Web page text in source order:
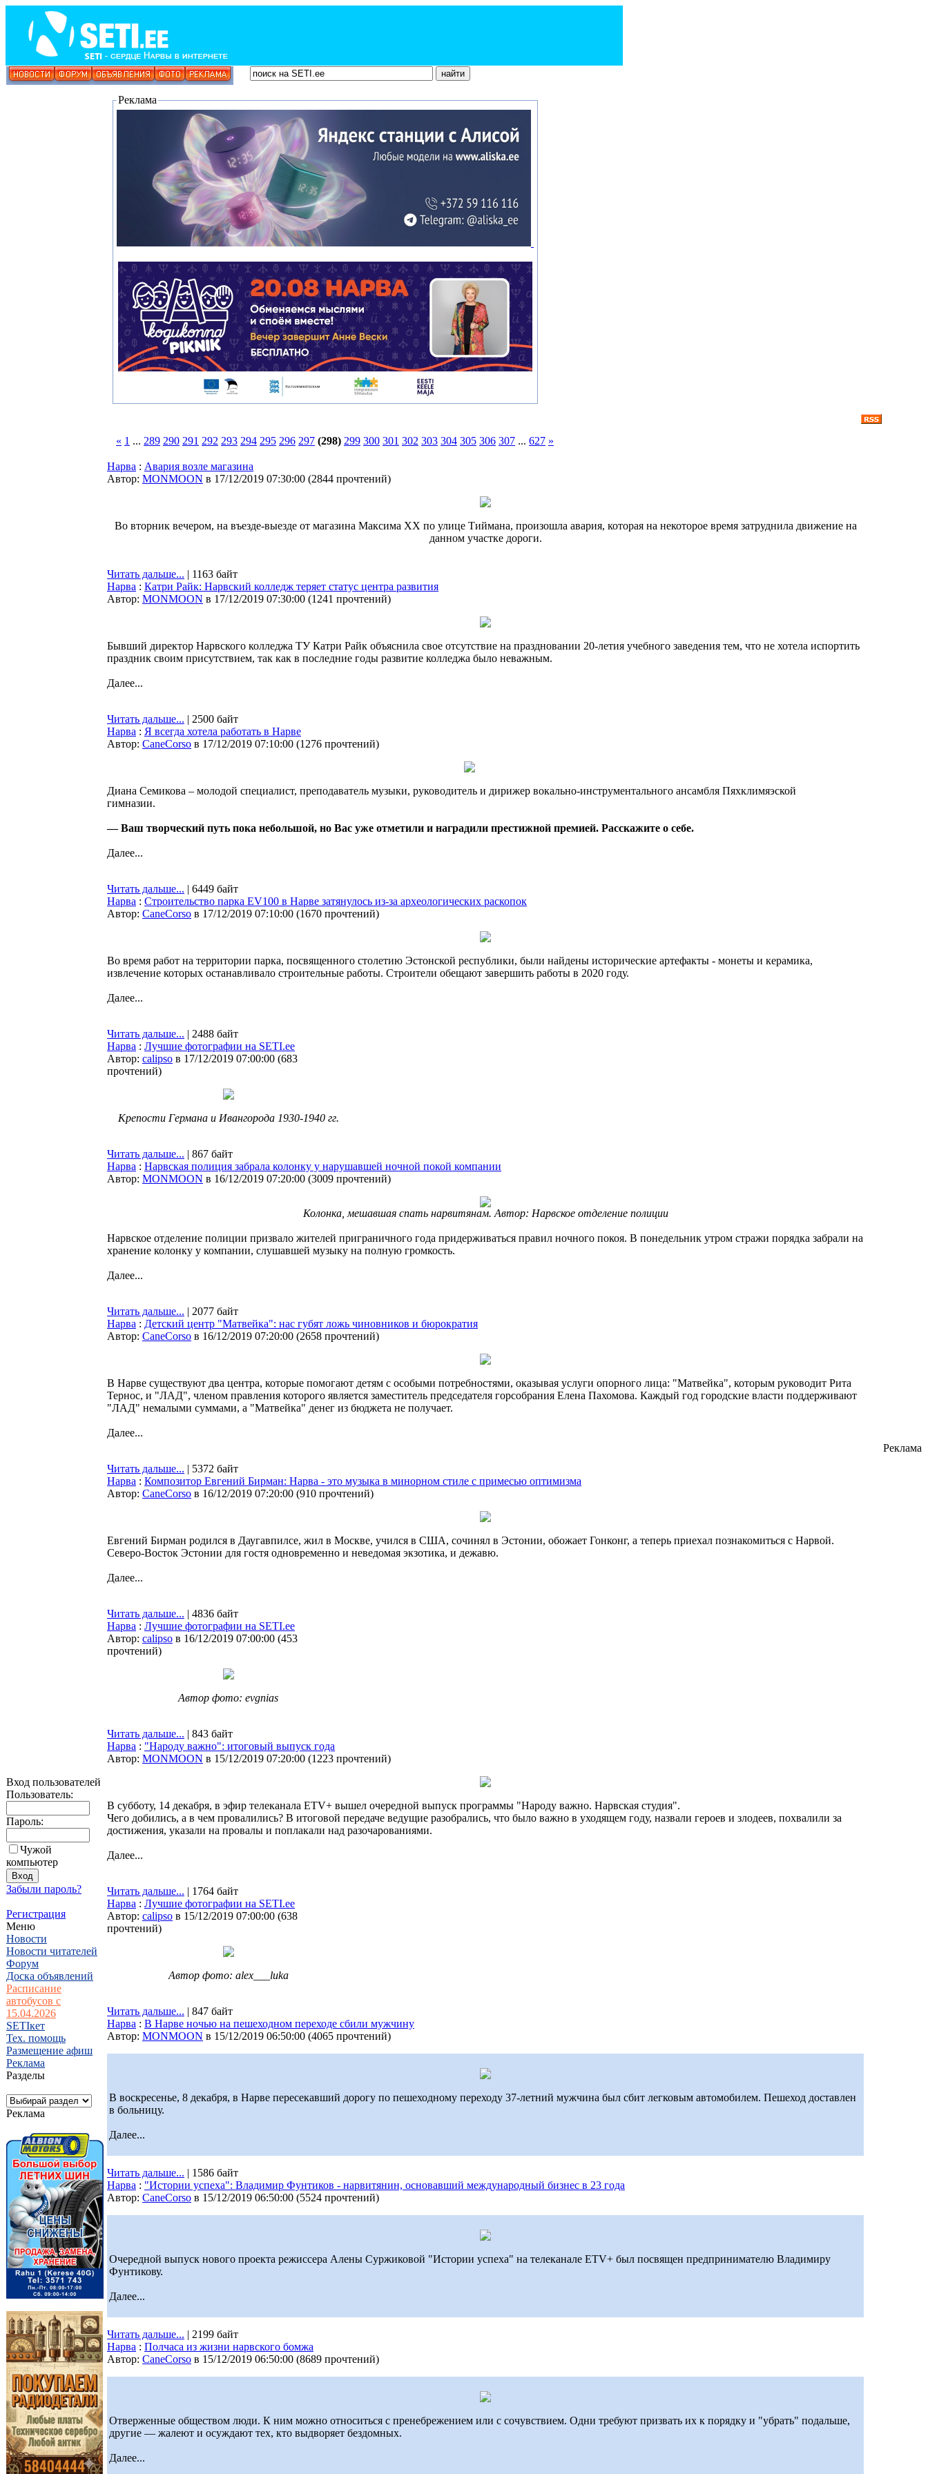
Вход пользователей
Пользователь:
Пароль:
Чужой
компьютер
Забыли пароль?
Регистрация
Меню
Новости
Новости читателей
Форум
Доска объявлений
Расписание
автобусов с
15.04.2026
SETIкет
Тех. помощь
Размещение афиш
Реклама
Разделы
Реклама
Реклама
« 1 ... 289 290 291 292 293 294 295 296 297 (298) 299 300 301 302 303 304 305 306 307 ... 627 »
Нарва : Авария возле магазина
Автор: MONMOON в 17/12/2019 07:30:00 (2844 прочтений)
Во вторник вечером, на въезде-выезде от магазина Максима XX по улице Тиймана, произошла авария, которая на некоторое время затруднила движение на
данном участке дороги.
Читать дальше... | 1163 байт
Нарва : Катри Райк: Нарвский колледж теряет статус центра развития
Автор: MONMOON в 17/12/2019 07:30:00 (1241 прочтений)
Бывший директор Нарвского колледжа ТУ Катри Райк объяснила свое отсутствие на праздновании 20-летия учебного заведения тем, что не хотела испортить
праздник своим присутствием, так как в последние годы развитие колледжа было неважным.
Далее...
Читать дальше... | 2500 байт
Нарва : Я всегда хотела работать в Нарве
Автор: CaneCorso в 17/12/2019 07:10:00 (1276 прочтений)
Диана Семикова – молодой специалист, преподаватель музыки, руководитель и дирижер вокально-инструментального ансамбля Пяхклимяэской
гимназии.
— Ваш творческий путь пока небольшой, но Вас уже отметили и наградили престижной премией. Расскажите о себе.
Далее...
Читать дальше... | 6449 байт
Нарва : Строительство парка EV100 в Нарве затянулось из-за археологических раскопок
Автор: CaneCorso в 17/12/2019 07:10:00 (1670 прочтений)
Во время работ на территории парка, посвященного столетию Эстонской республики, были найдены исторические артефакты - монеты и керамика,
извлечение которых останавливало строительные работы. Строители обещают завершить работы в 2020 году.
Далее...
Читать дальше... | 2488 байт
Нарва : Лучшие фотографии на SETI.ee
Автор: calipso в 17/12/2019 07:00:00 (683
прочтений)
Крепости Германа и Ивангорода 1930-1940 гг.
Читать дальше... | 867 байт
Нарва : Нарвская полиция забрала колонку у нарушавшей ночной покой компании
Автор: MONMOON в 16/12/2019 07:20:00 (3009 прочтений)
Колонка, мешавшая спать нарвитянам. Автор: Нарвское отделение полиции
Нарвское отделение полиции призвало жителей приграничного года придерживаться правил ночного покоя. В понедельник утром стражи порядка забрали на
хранение колонку у компании, слушавшей музыку на полную громкость.
Далее...
Читать дальше... | 2077 байт
Нарва : Детский центр "Матвейка": нас губят ложь чиновников и бюрократия
Автор: CaneCorso в 16/12/2019 07:20:00 (2658 прочтений)
В Нарве существуют два центра, которые помогают детям с особыми потребностями, оказывая услуги опорного лица: "Матвейка", которым руководит Рита
Тернос, и "ЛАД", членом правления которого является заместитель председателя горсобрания Елена Пахомова. Каждый год городские власти поддерживают
"ЛАД" немалыми суммами, а "Матвейка" денег из бюджета не получает.
Далее...
Читать дальше... | 5372 байт
Нарва : Композитор Евгений Бирман: Нарва - это музыка в минорном стиле с примесью оптимизма
Автор: CaneCorso в 16/12/2019 07:20:00 (910 прочтений)
Евгений Бирман родился в Даугавпилсе, жил в Москве, учился в США, сочинял в Эстонии, обожает Гонконг, а теперь приехал познакомиться с Нарвой.
Северо-Восток Эстонии для гостя одновременно и неведомая экзотика, и дежавю.
Далее...
Читать дальше... | 4836 байт
Нарва : Лучшие фотографии на SETI.ee
Автор: calipso в 16/12/2019 07:00:00 (453
прочтений)
Автор фото: evgnias
Читать дальше... | 843 байт
Нарва : "Народу важно": итоговый выпуск года
Автор: MONMOON в 15/12/2019 07:20:00 (1223 прочтений)
В субботу, 14 декабря, в эфир телеканала ETV+ вышел очередной выпуск программы "Народу важно. Нарвская студия".
Чего добились, а в чем провалились? В итоговой передаче ведущие разобрались, что было важно в уходящем году, назвали героев и злодеев, похвалили за
достижения, указали на провалы и поплакали над разочарованиями.
Далее...
Читать дальше... | 1764 байт
Нарва : Лучшие фотографии на SETI.ee
Автор: calipso в 15/12/2019 07:00:00 (638
прочтений)
Автор фото: alex___luka
Читать дальше... | 847 байт
Нарва : В Нарве ночью на пешеходном переходе сбили мужчину
Автор: MONMOON в 15/12/2019 06:50:00 (4065 прочтений)
В воскресенье, 8 декабря, в Нарве пересекавший дорогу по пешеходному переходу 37-летний мужчина был сбит легковым автомобилем. Пешеход доставлен
в больницу.
Далее...
Читать дальше... | 1586 байт
Нарва : "Истории успеха": Владимир Фунтиков - нарвитянин, основавший международный бизнес в 23 года
Автор: CaneCorso в 15/12/2019 06:50:00 (5524 прочтений)
Очередной выпуск нового проекта режиссера Алены Суржиковой "Истории успеха" на телеканале ETV+ был посвящен предпринимателю Владимиру
Фунтикову.
Далее...
Читать дальше... | 2199 байт
Нарва : Полчаса из жизни нарвского бомжа
Автор: CaneCorso в 15/12/2019 06:50:00 (8689 прочтений)
Отверженные обществом люди. К ним можно относиться с пренебрежением или с сочувствием. Одни требуют призвать их к порядку и "убрать" подальше,
другие — жалеют и осуждают тех, кто выдворяет бездомных.
Далее...
Реклама